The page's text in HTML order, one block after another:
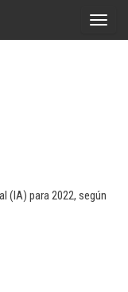
A
l
(IA) para 2022, según